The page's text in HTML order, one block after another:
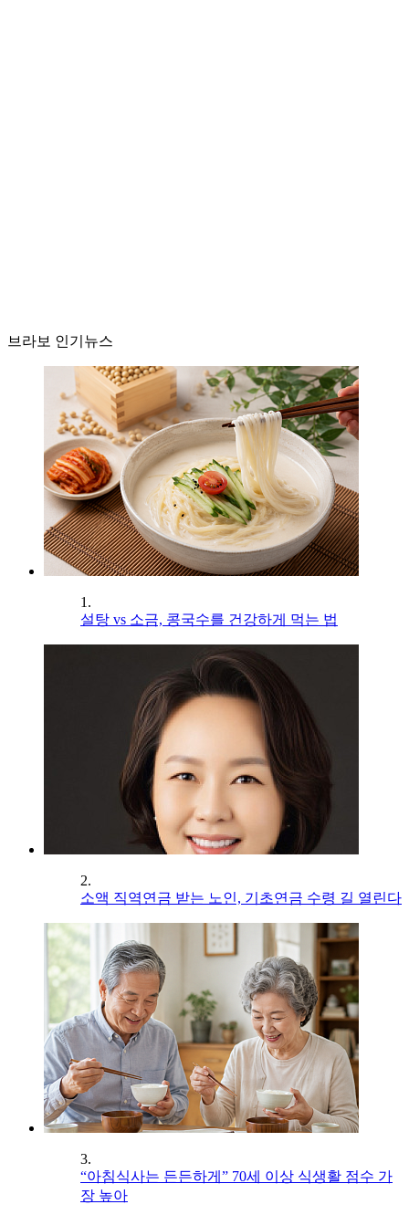
브라보 인기뉴스
1.
설탕 vs 소금, 콩국수를 건강하게 먹는 법
2.
소액 직역연금 받는 노인, 기초연금 수령 길 열린다
3.
“아침식사는 든든하게” 70세 이상 식생활 점수 가
장 높아